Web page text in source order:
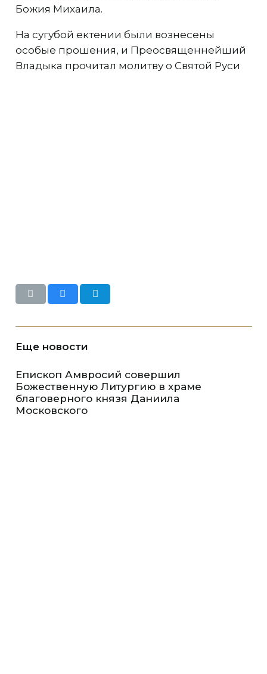
Божия Михаила.
На сугубой ектении были вознесены
особые прошения, и Преосвященнейший
Владыка прочитал молитву о Святой Руси
Еще новости
Епископ Амвросий совершил
Божественную Литургию в храме
благоверного князя Даниила
Московского